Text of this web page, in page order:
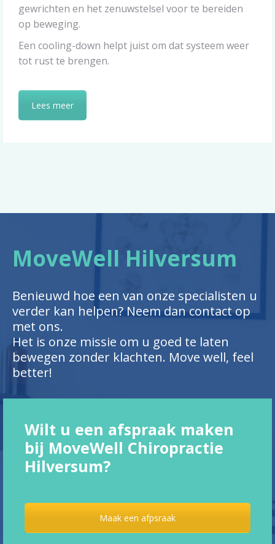
gewrichten en het zenuwstelsel voor te bereiden
op beweging.
Een cooling-down helpt juist om dat systeem weer
tot rust te brengen.
Lees meer
MoveWell Hilversum
Benieuwd hoe een van onze specialisten u
verder kan helpen? Neem dan contact op
met ons.
Het is onze missie om u goed te laten
bewegen zonder klachten. Move well, feel
better!
Wilt u een afspraak maken
bij MoveWell Chiropractie
Hilversum?
Maak een afpsraak